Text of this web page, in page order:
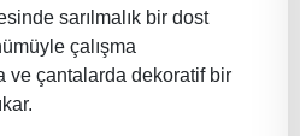
sarılmalık bir dost
çalışma
ve çantalarda dekoratif bir